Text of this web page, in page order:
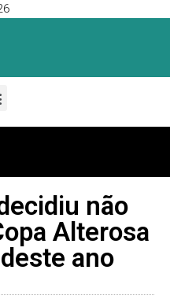
não
Alterosa
ano